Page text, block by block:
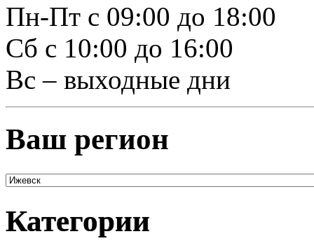
Пн-Пт с 09:00 до 18:00
Сб с 10:00 до 16:00
Вс – выходные дни
Ваш регион
Категории